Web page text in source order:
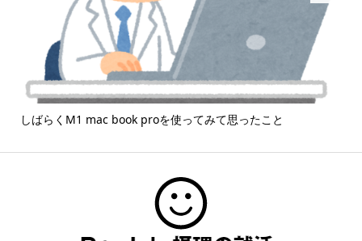
しばらくM1 mac book proを使ってみて思ったこと